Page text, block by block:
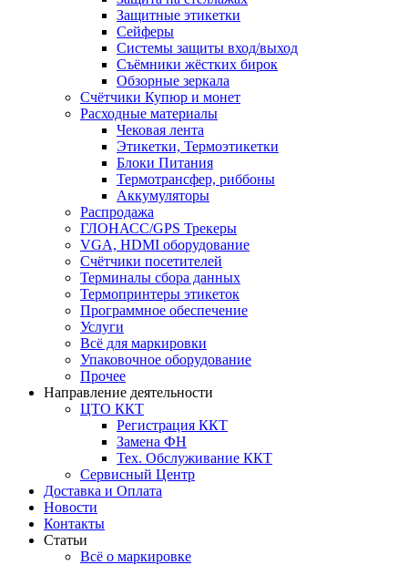
Защитные этикетки
Сейферы
Системы защиты вход/выход
Съёмники жёстких бирок
Обзорные зеркала
Счётчики Купюр и монет
Расходные материалы
Чековая лента
Этикетки, Термоэтикетки
Блоки Питания
Термотрансфер, риббоны
Аккумуляторы
Распродажа
ГЛОНАСС/GPS Трекеры
VGA, HDMI оборудование
Счётчики посетителей
Терминалы сбора данных
Термопринтеры этикеток
Программное обеспечение
Услуги
Всё для маркировки
Упаковочное оборудование
Прочее
Направление деятельности
ЦТО ККТ
Регистрация ККТ
Замена ФН
Тех. Обслуживание ККТ
Сервисный Центр
Доставка и Оплата
Новости
Контакты
Статьи
Всё о маркировке